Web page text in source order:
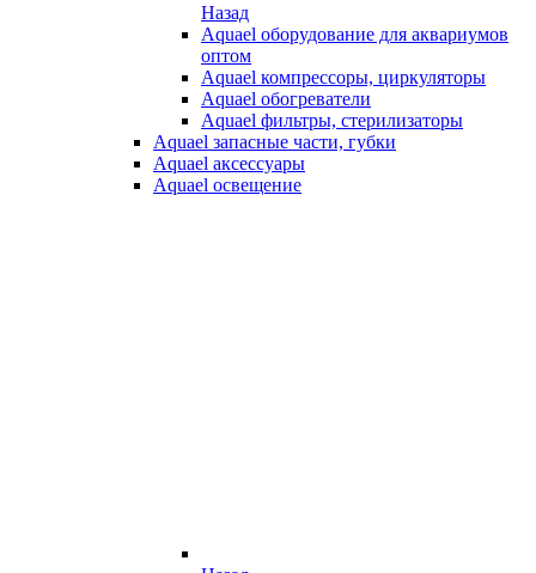
Назад
Aquael оборудование для аквариумов
оптом
Aquael компрессоры, циркуляторы
Aquael обогреватели
Aquael фильтры, стерилизаторы
Aquael запасные части, губки
Aquael аксессуары
Aquael освещение